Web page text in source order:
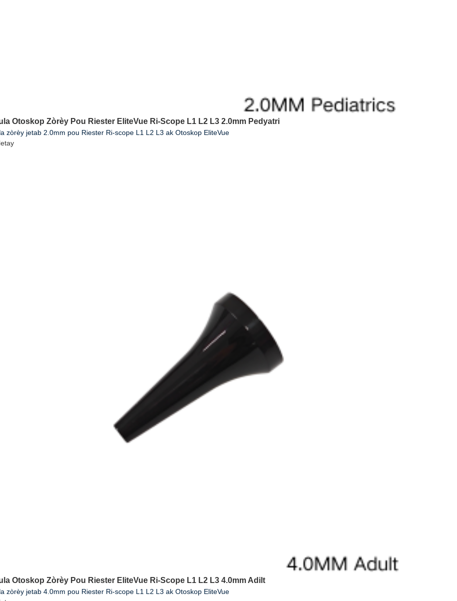
Otoskop Zòrèy Pou Riester EliteVue Ri-Scope L1 L2 L3 2.0mm Pedyatri
zòrèy jetab 2.0mm pou Riester Ri-scope L1 L2 L3 ak Otoskop EliteVue
Otoskop Zòrèy Pou Riester EliteVue Ri-Scope L1 L2 L3 4.0mm Adilt
zòrèy jetab 4.0mm pou Riester Ri-scope L1 L2 L3 ak Otoskop EliteVue